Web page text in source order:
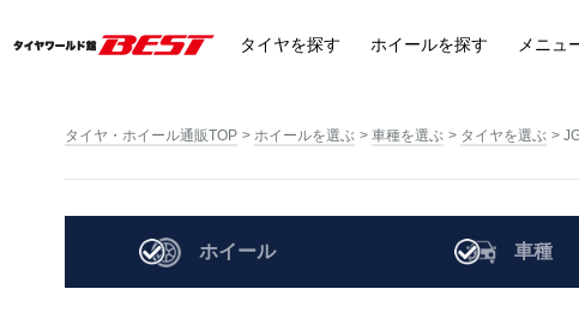
タイヤを探す ホイールを探す メニュ
タイヤ・ホイール通販TOP ホイールを選ぶ 車種を選ぶ タイヤを選ぶ
ホイール 車種